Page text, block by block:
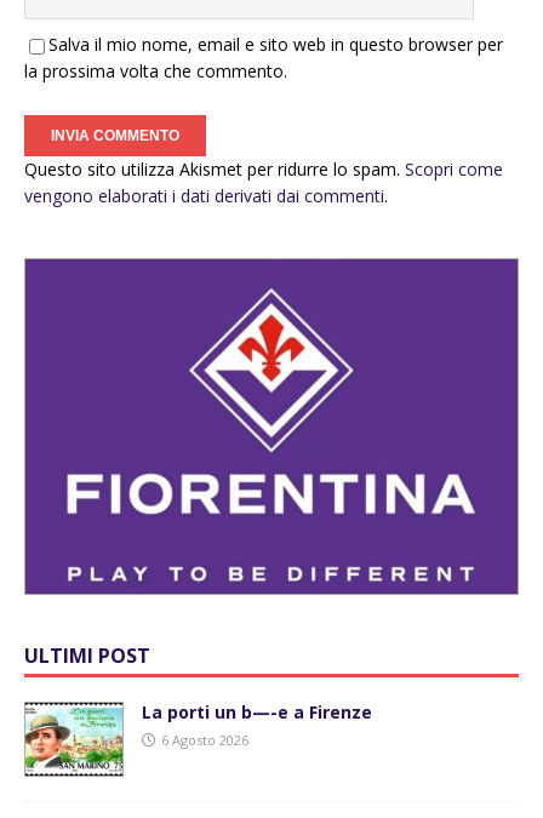
Salva il mio nome, email e sito web in questo browser per
la prossima volta che commento.
Questo sito utilizza Akismet per ridurre lo spam. Scopri come
vengono elaborati i dati derivati dai commenti.
ULTIMI POST
La porti un b—-e a Firenze
6 Agosto 2026